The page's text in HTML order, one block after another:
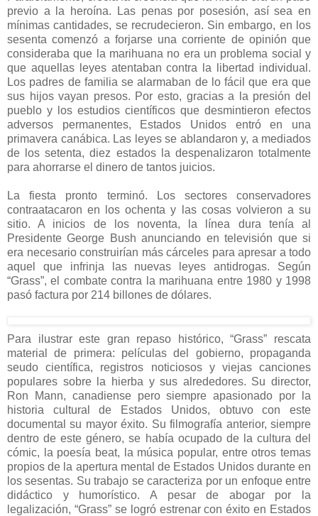
previo a la heroína. Las penas por posesión, así sea en
mínimas cantidades, se recrudecieron. Sin embargo, en los
sesenta comenzó a forjarse una corriente de opinión que
consideraba que la marihuana no era un problema social y
que aquellas leyes atentaban contra la libertad individual.
Los padres de familia se alarmaban de lo fácil que era que
sus hijos vayan presos. Por esto, gracias a la presión del
pueblo y los estudios científicos que desmintieron efectos
adversos permanentes, Estados Unidos entró en una
primavera canábica. Las leyes se ablandaron y, a mediados
de los setenta, diez estados la despenalizaron totalmente
para ahorrarse el dinero de tantos juicios.
La fiesta pronto terminó. Los sectores conservadores
contraatacaron en los ochenta y las cosas volvieron a su
sitio. A inicios de los noventa, la línea dura tenía al
Presidente George Bush anunciando en televisión que si
era necesario construirían más cárceles para apresar a todo
aquel que infrinja las nuevas leyes antidrogas. Según
“Grass”, el combate contra la marihuana entre 1980 y 1998
pasó factura por 214 billones de dólares.
Para ilustrar este gran repaso histórico, “Grass” rescata
material de primera: películas del gobierno, propaganda
seudo científica, registros noticiosos y viejas canciones
populares sobre la hierba y sus alrededores. Su director,
Ron Mann, canadiense pero siempre apasionado por la
historia cultural de Estados Unidos, obtuvo con este
documental su mayor éxito. Su filmografía anterior, siempre
dentro de este género, se había ocupado de la cultura del
cómic, la poesía beat, la música popular, entre otros temas
propios de la apertura mental de Estados Unidos durante en
los sesentas. Su trabajo se caracteriza por un enfoque entre
didáctico y humorístico. A pesar de abogar por la
legalización, “Grass” se logró estrenar con éxito en Estados